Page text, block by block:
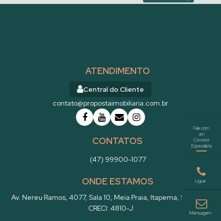
Lançamento em Balneário Perequê com Vista para o
Consulte o Valor
Apartamento
ATENDIMENTO
Central do Cliente
contato@propostaimobiliaria.com.br
CONTATOS
(47) 99900-1077
ONDE ESTAMOS
Av. Nereu Ramos, 4077, Sala 10, Meia Praia, Itapema, SC
Brasil
CRECI: 4810-J